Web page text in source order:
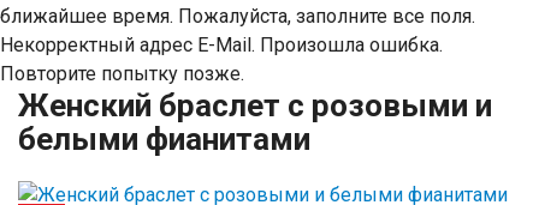
ближайшее время. Пожалуйста, заполните все поля.
Некорректный адрес E-Mail. Произошла ошибка.
Повторите попытку позже.
Женский браслет с розовыми и
белыми фианитами